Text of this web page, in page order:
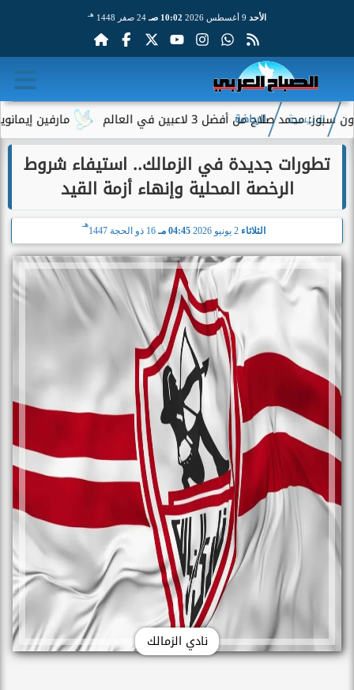
الأحد 10:02 صـ 24 صفر 1448 هـ
مارفين إيمانويل.. أفضل 3 لاعبين في العالم
الرئيسية الرياضة
تطورات جديدة في الزمالك.. استيفاء شروط
الرخصة المحلية وإنهاء أزمة القيد
الثلاثاء 04:45 مـ 16 ذو الحجة 1447
هـ
نادي الزمالك